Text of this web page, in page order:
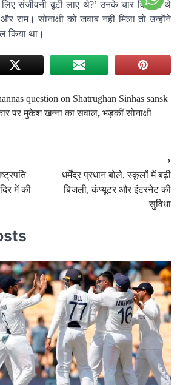
संजीवनी बूटी लाए थे?’ उनके चार विकल्प थे
राम। सोनाक्षी को जवाब नहीं मिला तो उन्होंने
किया था।
question on Shatrughan Sinhas sansk
पर मुकेश खन्ना का सवाल, भड़कीं सोनाक्षी
में की
धर्मेंद्र प्रधान बोले, स्कूलों में बढ़ी
बिजली, कंप्यूटर और इंटरनेट की
सुविधा
⟶